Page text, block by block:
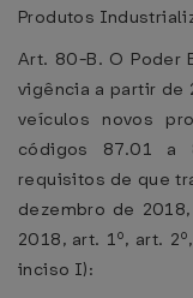
Produtos
Art. 80-B. O Poder
vigência a partir de
veículos novos
códigos 87.01 a
requisitos de que
dezembro de
2018, art. 1º, art.
inciso I):